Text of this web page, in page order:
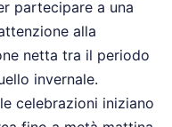
partecipare a una
alla
netta tra il periodo
invernale.
celebrazioni iniziano